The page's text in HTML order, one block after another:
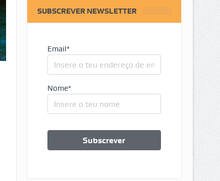
SUBSCREVER NEWSLETTER
Email*
Nome*